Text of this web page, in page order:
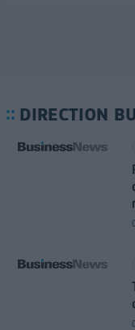
DIRECTION